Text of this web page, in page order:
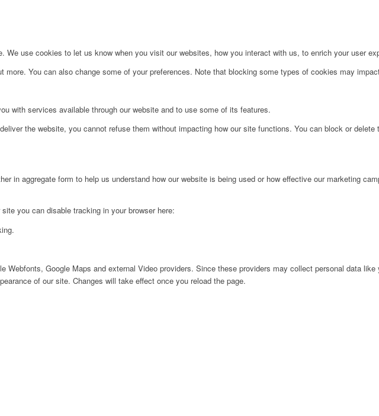
We use cookies to let us know when you visit our websites, how you interact with us, to enrich your user
more. You can also change some of your preferences. Note that blocking some types of cookies may
with services available through our website and to use some of its features.
the website, you cannot refuse them without impacting how our site functions. You can block or
in aggregate form to help us understand how our website is being used or how effective our marketing
you can disable tracking in your browser here:
Webfonts, Google Maps and external Video providers. Since these providers may collect personal data
of our site. Changes will take effect once you reload the page.